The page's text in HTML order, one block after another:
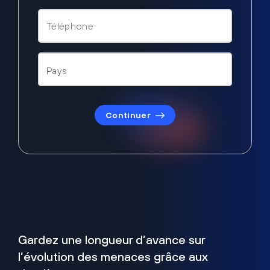
Continuer
Gardez une longueur d’avance sur
l’évolution des menaces grâce aux